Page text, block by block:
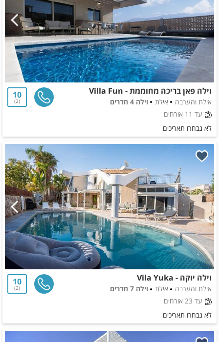
וילה פאן בריכה מחוממת - Villa Fun
אילת והערבה אילת
וילה 4 חדרים
עד 11 אורחים
10
2
לא נבחרו תאריכים
וילה יוקה - Vila Yuka
אילת והערבה אילת
וילה 7 חדרים
עד 23 אורחים
10
2
לא נבחרו תאריכים